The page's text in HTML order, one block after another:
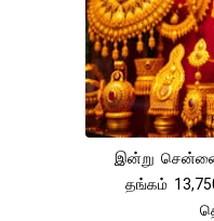
இன்று
தங்கம் 13,750